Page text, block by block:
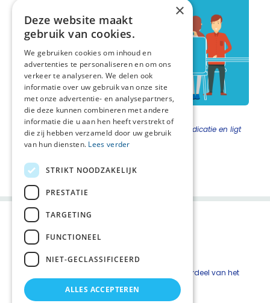
Figuur 4 de arts beoordeelt handelingen en medicatie en ligt
zijn collega’s in.
Deel deze pagina:
De online basismodule en stappenplan zijn onderdeel van het
Zorgpad Stervensfase
×
Deze website maakt
gebruik van cookies.
We gebruiken cookies om inhoud en
advertenties te personaliseren en om ons
verkeer te analyseren. We delen ook
informatie over uw gebruik van onze site
met onze advertentie- en analysepartners,
die deze kunnen combineren met andere
informatie die u aan hen heeft verstrekt of
die zij hebben verzameld door uw gebruik
van hun diensten. Lees verder
STRIKT NOODZAKELIJK
PRESTATIE
TARGETING
FUNCTIONEEL
NIET-GECLASSIFICEERD
ALLES ACCEPTEREN